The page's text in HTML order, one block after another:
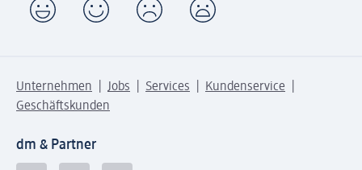
Unternehmen Jobs Services
Kundenservice
Geschäftskunden
dm & Partner